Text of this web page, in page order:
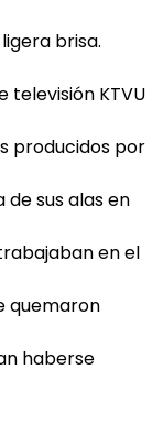
brisa.
televisión KTVU
producidos por
de sus alas en
en el
quemaron
haberse